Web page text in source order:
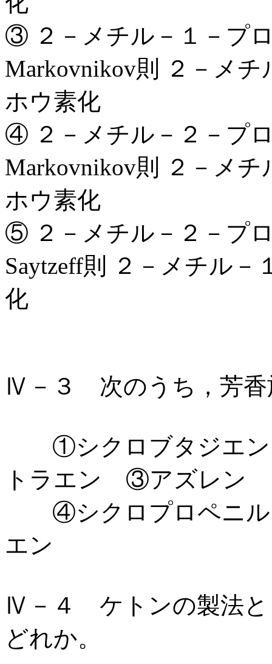
③ ２－メチル－１－プ
Markovnikov則 ２－メ
ホウ素化
④ ２－メチル－２－プ
Markovnikov則 ２－メ
ホウ素化
⑤ ２－メチル－２－プ
Saytzeff則 ２－メチル
化
Ⅳ－３ 次のうち，芳香
①シクロブタジ
トラエン ③アズレン
④シクロプロペニル
エン
Ⅳ－４ ケトンの製法と
どれか。